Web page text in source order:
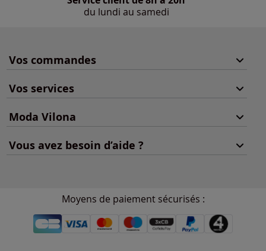
du lundi au samedi
Vos commandes
Vos services
Moda Vilona
Vous avez besoin d’aide ?
Moyens de paiement sécurisés :